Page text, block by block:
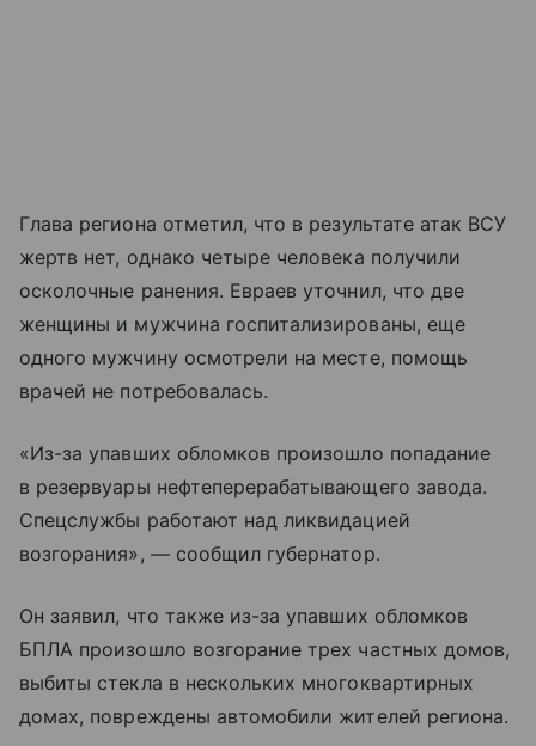
Глава региона отметил, что в результате атак ВСУ
жертв нет, однако четыре человека получили
осколочные ранения. Евраев уточнил, что две
женщины и мужчина госпитализированы, еще
одного мужчину осмотрели на месте, помощь
врачей не потребовалась.
«Из-за упавших обломков произошло попадание
в резервуары нефтеперерабатывающего завода.
Спецслужбы работают над ликвидацией
возгорания», — сообщил губернатор.
Он заявил, что также из-за упавших обломков
БПЛА произошло возгорание трех частных домов,
выбиты стекла в нескольких многоквартирных
домах, повреждены автомобили жителей региона.